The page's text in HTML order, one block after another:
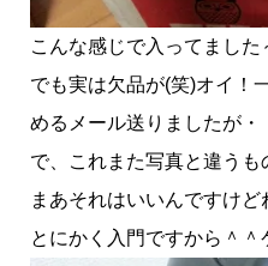
こんな感じで入ってました
でも実は欠品が(笑)オイ！
めるメール送りましたが・
で、これまた写真と違うも
まあそれはいいんですけど
とにかく入門ですから＾＾